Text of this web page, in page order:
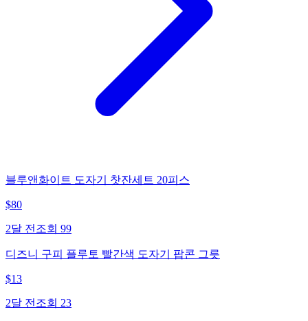
블루앤화이트 도자기 찻잔세트 20피스
$80
2달 전 조회 99
디즈니 구피 플루토 빨간색 도자기 팝콘 그릇
$13
2달 전 조회 23